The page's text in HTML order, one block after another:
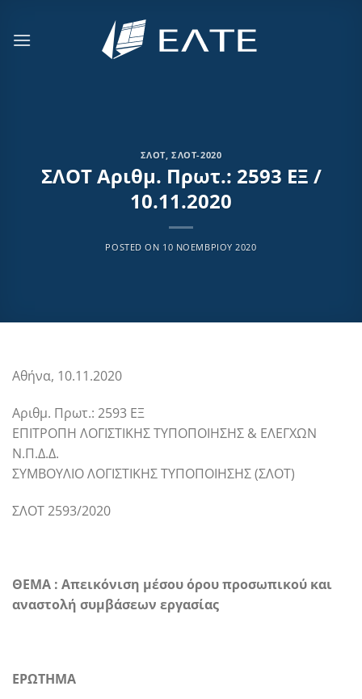
περιεχόμενο
ΣΛΟΤ ,ΣΛΟΤ-2020
ΣΛΟΤ Αριθμ. Πρωτ.: 2593 ΕΞ /
10.11.2020
POSTED ON 10 ΝΟΕΜΒΡΊΟΥ 2020
Αθήνα, 10.11.2020
Αριθμ. Πρωτ.: 2593 ΕΞ
ΕΠΙΤΡΟΠΗ ΛΟΓΙΣΤΙΚΗΣ ΤΥΠΟΠΟΙΗΣΗΣ & ΕΛΕΓΧΩΝ
Ν.Π.Δ.Δ.
ΣΥΜΒΟΥΛΙΟ ΛΟΓΙΣΤΙΚΗΣ ΤΥΠΟΠΟΙΗΣΗΣ (ΣΛΟΤ)
ΣΛΟΤ 2593/2020
ΘΕΜΑ : Απεικόνιση μέσου όρου προσωπικού και
αναστολή συμβάσεων εργασίας
ΕΡΩΤΗΜΑ